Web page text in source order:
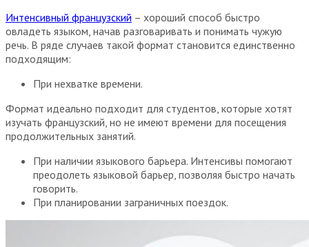
Интенсивный французский – хороший способ быстро
овладеть языком, начав разговаривать и понимать чужую
речь. В ряде случаев такой формат становится единственно
подходящим:
При нехватке времени.
Формат идеально подходит для студентов, которые хотят
изучать французский, но не имеют времени для посещения
продолжительных занятий.
При наличии языкового барьера. Интенсивы помогают
преодолеть языковой барьер, позволяя быстро начать
говорить.
При планировании заграничных поездок.